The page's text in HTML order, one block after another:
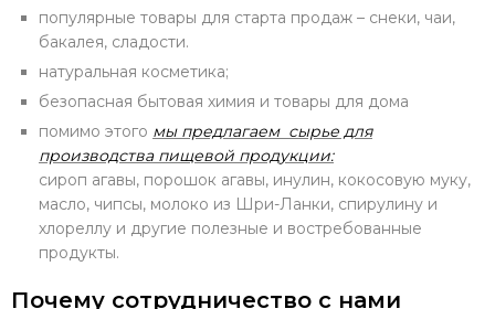
популярные товары для старта продаж – снеки, чаи,
бакалея, сладости.
натуральная косметика;
безопасная бытовая химия и товары для дома
помимо этого мы предлагаем сырье для
производства пищевой продукции:
сироп агавы, порошок агавы, инулин, кокосовую муку,
масло, чипсы, молоко из Шри-Ланки, спирулину и
хлореллу и другие полезные и востребованные
продукты.
Почему сотрудничество с нами